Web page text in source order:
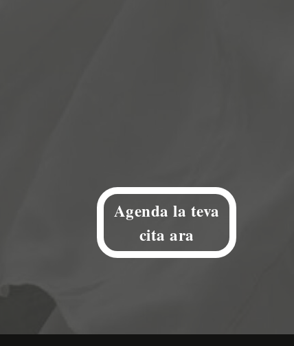
Agenda la teva
cita ara